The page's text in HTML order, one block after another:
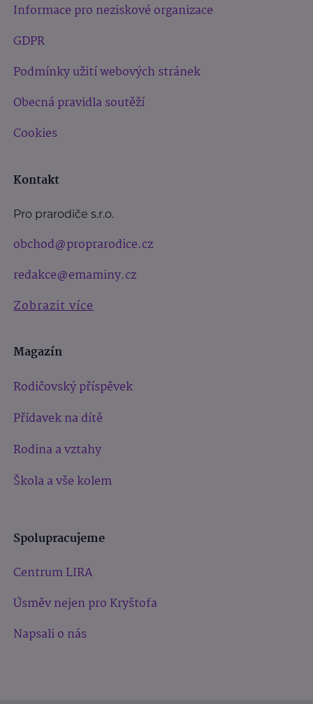
Informace pro neziskové organizace
GDPR
Podmínky užití webových stránek
Obecná pravidla soutěží
Cookies
Kontakt
Pro prarodiče s.r.o.
obchod@proprarodice.cz
redakce@emaminy.cz
Zobrazit více
Magazín
Rodičovský příspěvek
Přídavek na dítě
Rodina a vztahy
Škola a vše kolem
Spolupracujeme
Centrum LIRA
Úsměv nejen pro Kryštofa
Napsali o nás